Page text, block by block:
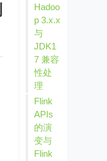
Hadoo
p 3.x.x
与
JDK1
7 兼容
性处
理
Flink
APIs
的演
变与
Flink